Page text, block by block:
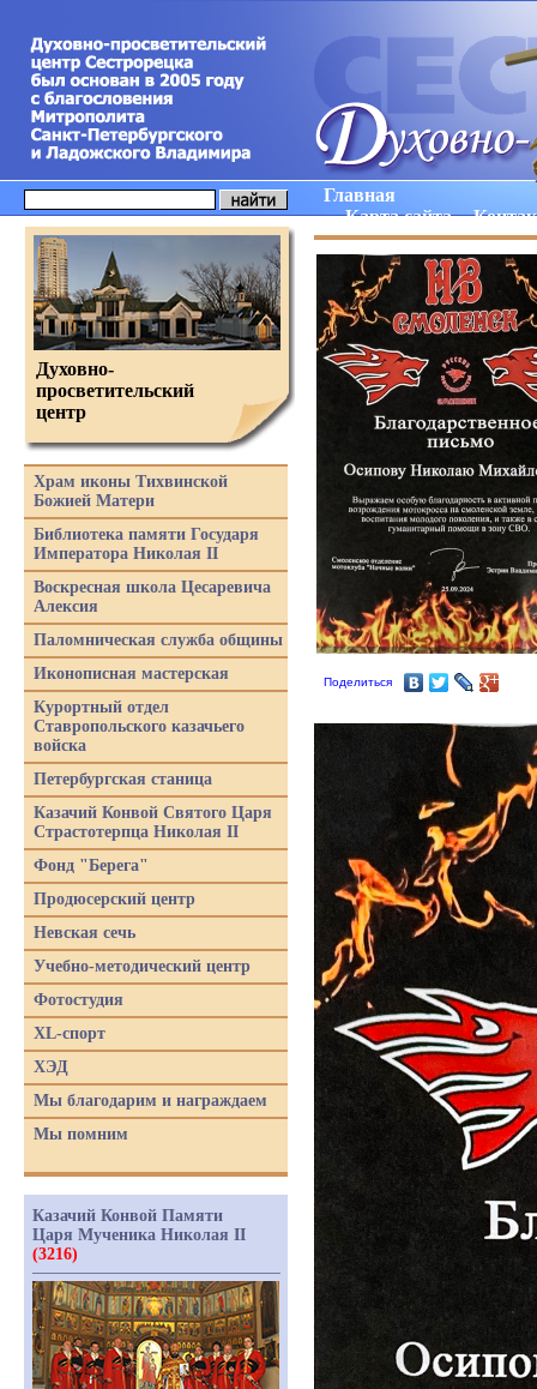
Главная
Карта сайта
Поделиться
Духовно-
просветительский
центр
Храм иконы Тихвинской
Божией Матери
Библиотека памяти Государя
Императора Николая II
Воскресная школа Цесаревича
Алексия
Паломническая служба общины
Иконописная мастерская
Курортный отдел
Ставропольского казачьего
войска
Петербургская станица
Казачий Конвой Святого Царя
Страстотерпца Николая II
Фонд "Берега"
Продюсерский центр
Невская сечь
Учебно-методический центр
Фотостудия
XL-спорт
ХЭД
Мы благодарим и награждаем
Мы помним
Казачий Конвой Памяти
Царя Мученика Николая II
(3216)